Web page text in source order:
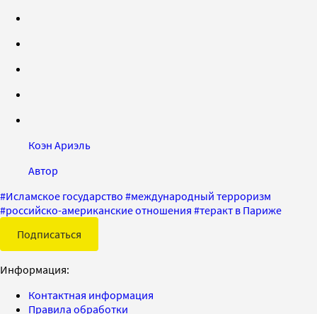
Коэн Ариэль
Автор
#Исламское государство #международный терроризм
#российско-американские отношения #теракт в Париже
Подписаться
Информация:
Контактная информация
Правила обработки